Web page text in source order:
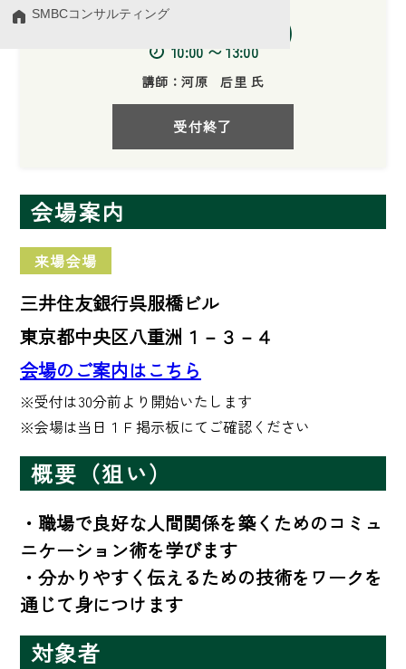
SMBCコンサルティング2025/08/04(月)
10:00 〜 13:00
講師：河原 后里 氏
受付終了
会場案内
来場会場
三井住友銀行呉服橋ビル
東京都中央区八重洲１－３－４
会場のご案内はこちら
※受付は30分前より開始いたします
※会場は当日１Ｆ掲示板にてご確認ください
概要（狙い）
・職場で良好な人間関係を築くためのコミュ
ニケーション術を学びます
・分かりやすく伝えるための技術をワークを
通じて身につけます
対象者